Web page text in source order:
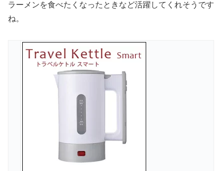
ラーメンを食べたくなったときなど活躍してくれそうです
ね。